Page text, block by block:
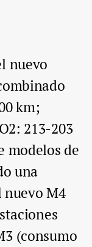
nuevo
km;
213-203
modelos de
una
M4
(consumo